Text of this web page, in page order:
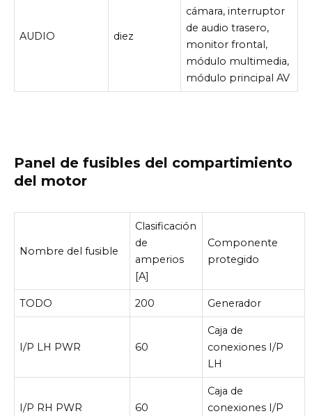
AUDIO diez
cámara, interruptor
de audio trasero,
monitor frontal,
módulo multimedia,
módulo principal AV
Panel de fusibles del compartimiento
del motor
Nombre del fusible
Clasificación
de
amperios
[A]
Componente
protegido
TODO 200 Generador
I/P LH PWR 60
Caja de
conexiones I/P
LH
I/P RH PWR 60
Caja de
conexiones I/P